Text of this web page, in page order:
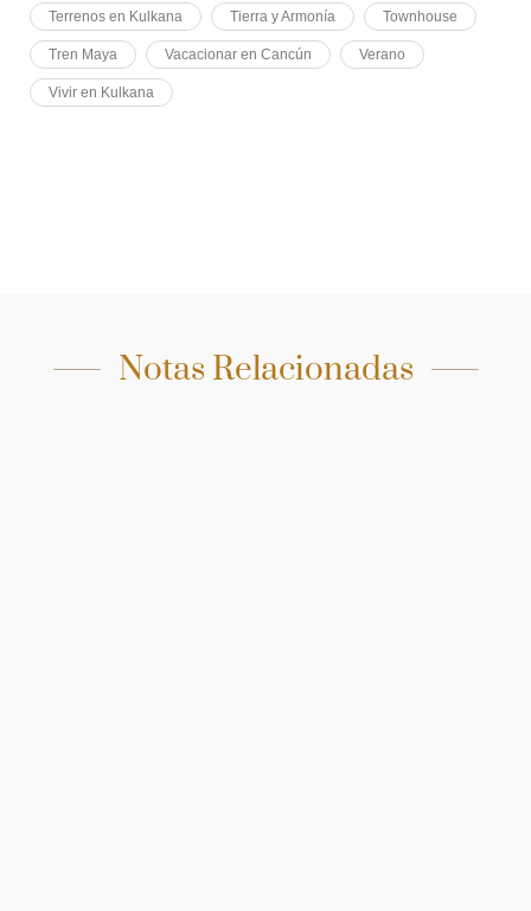
Terrenos en Kulkana Tierra y Armonía Townhouse
Tren Maya Vacacionar en Cancún Verano
Vivir en Kulkana
Notas Relacionadas